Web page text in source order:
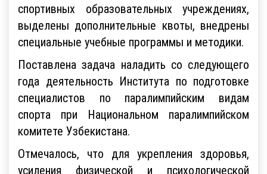
спортивных образовательных учреждениях,
выделены дополнительные квоты, внедрены
специальные учебные программы и методики.
Поставлена задача наладить со следующего
года деятельность Института по подготовке
специалистов по паралимпийским видам
спорта при Национальном паралимпийском
комитете Узбекистана.
Отмечалось, что для укрепления здоровья,
усиления физической и психологической